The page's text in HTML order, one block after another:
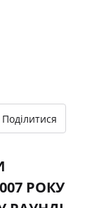
Поділитися
РОКУ